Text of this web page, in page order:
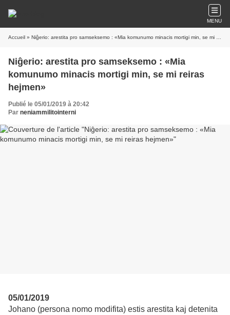
MENU
Accueil » Niĝerio: arestita pro samseksemo : «Mia komunumo minacis mortigi min, se mi reiras hejmen»
Niĝerio: arestita pro samseksemo : «Mia
komunumo minacis mortigi min, se mi reiras
hejmen»
Publié le 05/01/2019 à 20:42
Par neniammilitointerni
05/01/2019
Johano (persona nomo modifita) estis arestita kaj detenita